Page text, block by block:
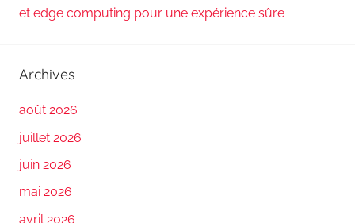
et edge computing pour une expérience sûre
Archives
août 2026
juillet 2026
juin 2026
mai 2026
avril 2026